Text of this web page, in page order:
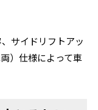
サイドリフトアッ
）仕様によって車